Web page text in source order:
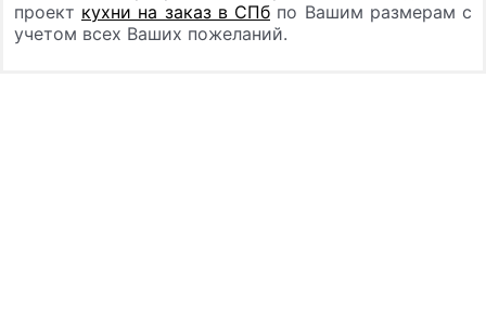
проект кухни на заказ в СПб по Вашим размерам с
учетом всех Ваших пожеланий.